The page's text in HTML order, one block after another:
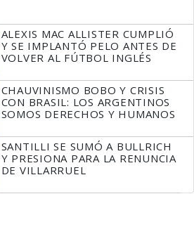
ALEXIS MAC ALLISTER CUMPLIÓ
Y SE IMPLANTÓ PELO ANTES DE
VOLVER AL FÚTBOL INGLÉS
CHAUVINISMO BOBO Y CRISIS
CON BRASIL: LOS ARGENTINOS
SOMOS DERECHOS Y HUMANOS
SANTILLI SE SUMÓ A BULLRICH
Y PRESIONA PARA LA RENUNCIA
DE VILLARRUEL